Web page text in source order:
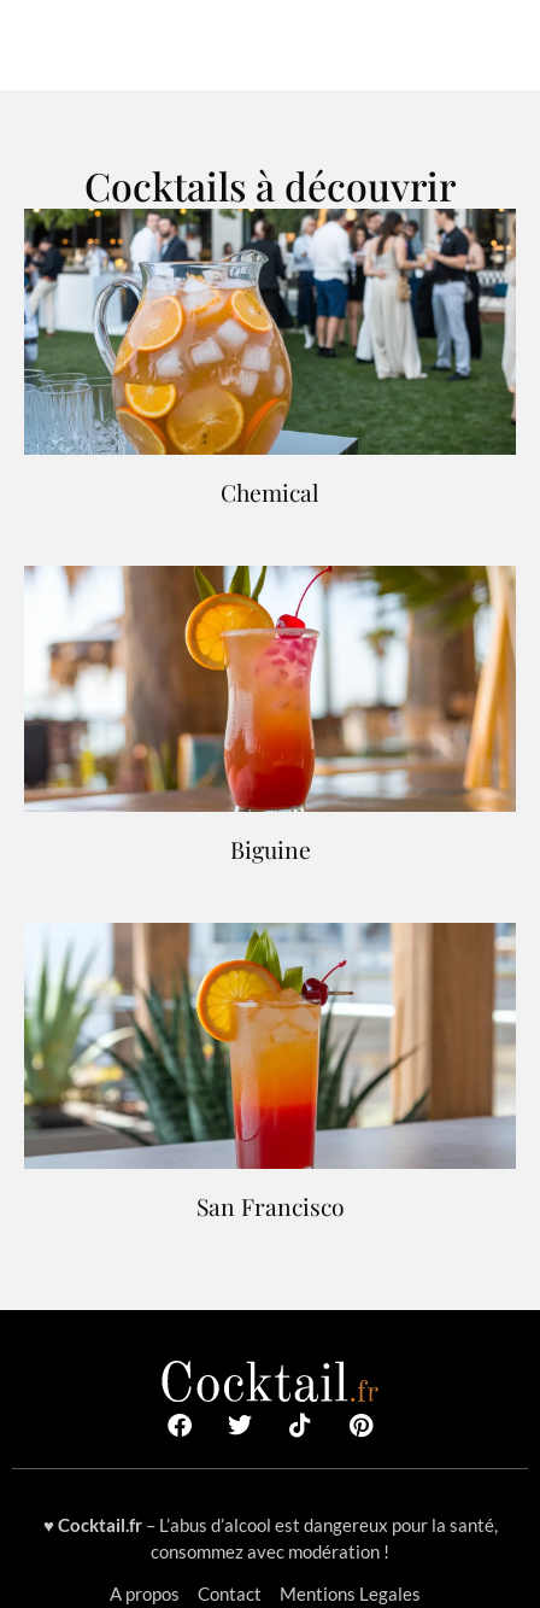
Cocktails à découvrir
Chemical
Biguine
San Francisco
♥ Cocktail.fr– L’abus d’alcool est dangereux pour la santé,
consommez avec modération !
A propos
Contact
Mentions Legales